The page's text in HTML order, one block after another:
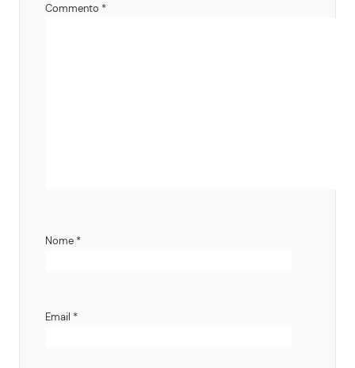
Commento *
Nome *
Email *